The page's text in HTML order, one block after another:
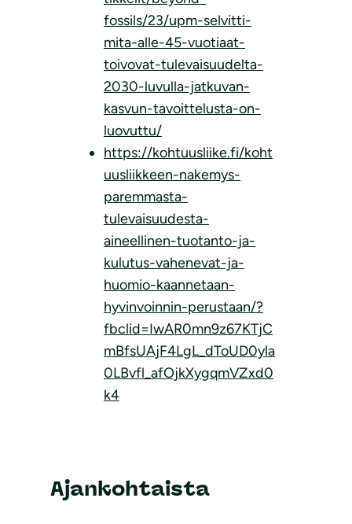
fossils/23/upm-selvitti-
mita-alle-45-vuotiaat-
toivovat-tulevaisuudelta-
2030-luvulla-jatkuvan-
kasvun-tavoittelusta-on-
luovuttu/
https://kohtuusliike.fi/koht
uusliikkeen-nakemys-
paremmasta-
tulevaisuudesta-
aineellinen-tuotanto-ja-
kulutus-vahenevat-ja-
huomio-kaannetaan-
hyvinvoinnin-perustaan/?
fbclid=IwAR0mn9z67KTjC
mBfsUAjF4LgL_dToUD0yla
0LBvfl_afOjkXygqmVZxd0
k4
Ajankohtaista